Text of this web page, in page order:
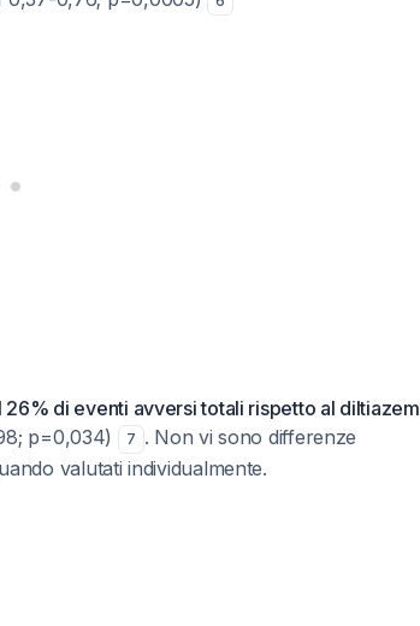
di eventi avversi totali rispetto al diltiazem
p=0,034)
7 . Non vi sono differenze
valutati individualmente.